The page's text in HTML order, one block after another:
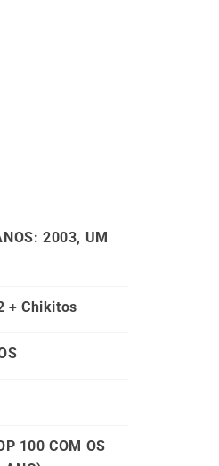
2003, UM
+ Chikitos
100 COM OS